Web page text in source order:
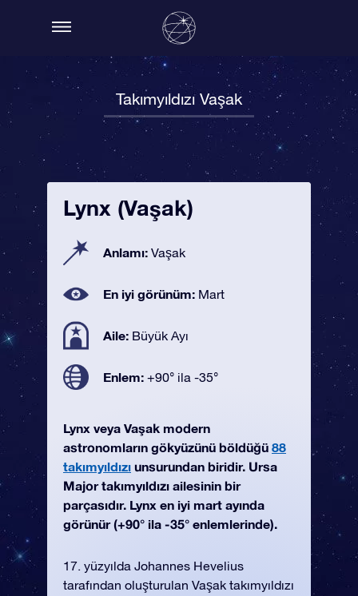
Takımyıldızı Vaşak
Lynx (Vaşak)
Anlamı: Vaşak
En iyi görünüm: Mart
Aile: Büyük Ayı
Enlem: +90° ila -35°
Lynx veya Vaşak modern
astronomların gökyüzünü böldüğü 88
takımyıldızı unsurundan biridir. Ursa
Major takımyıldızı ailesinin bir
parçasıdır. Lynx en iyi mart ayında
görünür (+90° ila -35° enlemlerinde).
17. yüzyılda Johannes Hevelius
tarafından oluşturulan Vaşak takımyıldızı